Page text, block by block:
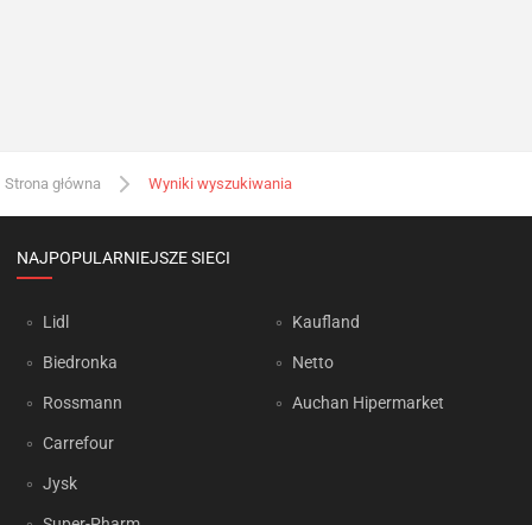
Strona główna Wyniki wyszukiwania
NAJPOPULARNIEJSZE SIECI
Lidl
Biedronka
Rossmann
Carrefour
Jysk
Kaufland
Netto
Auchan Hipermarket